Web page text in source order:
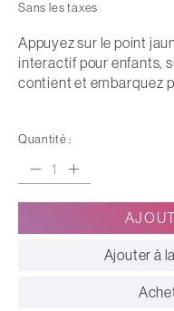
Sans les taxes
Appuyez sur le point
interactif pour enfants,
contient et embarquez
Quantité :
Ajouter à